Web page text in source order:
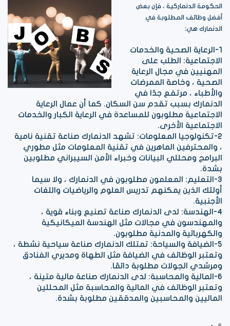
الحكومة الدنماركية ، فإن بعض
أفضل وظائف المطلوبة في
الدنمارك هي:
1-الرعاية الصحية والخدمات
الاجتماعية: الطلب على
المهنيين في مجال الرعاية
الصحية ، وخاصة الممرضات
والأطباء ، مرتفع جدًا في
الدنمارك بسبب تقدم سن السكان. كما أن عمال الرعاية
الاجتماعية مطلوبون للمساعدة في الرعاية الكبار والخدمات
الاجتماعية الأخرى.
2-تكنولوجيا المعلومات: تشهد الدنمارك صناعة تقنية نامية
، والمحترفين الماهرين في تقنية المعلومات مثل مطوري
البرامج ومحللي البيانات وخبراء الأمن السيبراني مطلوبين
بشدة.
3-التعليم: المعلمون مطلوبون في الدنمارك ، ولا سيما
أولئك الذين يمكنهم تدريس العلوم والرياضيات واللغات
الأجنبية.
4-الهندسة: لدى الدنمارك صناعة تصنيع وبناء قوية ،
والمهندسون في مجالات مثل الهندسة الميكانيكية
والكهربائية والمدنية مطلوبون.
5-الضيافة والسياحة: تمتلك الدنمارك صناعة سياحية نشطة ،
وتعتبر الوظائف في الضيافة مثل الطهاة ومديري الفنادق
ومرشدي الجولات مطلوبة دائمًا.
6-المالية والمحاسبة: لدى الدنمارك صناعة مالية متينة ،
وتعتبر الوظائف في المالية والمحاسبة مثل المحللين
الماليين والمحاسبين والمدققين مطلوبة بشدة.